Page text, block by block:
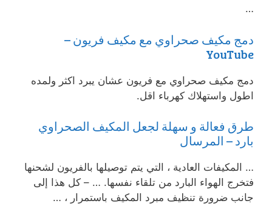
…
دمج مكيف صحراوي مع مكيف فريون –
YouTube
دمج مكيف صحراوي مع فريون عشان يبرد اكثر ولمده
اطول واستهلاك كهرباء اقل.
طرق فعالة و سهلة لجعل المكيف الصحراوي
بارد – المرسال
… المكيفات العادية ، التي يتم توصيلها بالفريون لشحنها
فتخرج الهواء البارد من تلقاء نفسها. … – كل هذا إلى
جانب ضرورة تنظيف مبرد المكيف باستمرار ، …